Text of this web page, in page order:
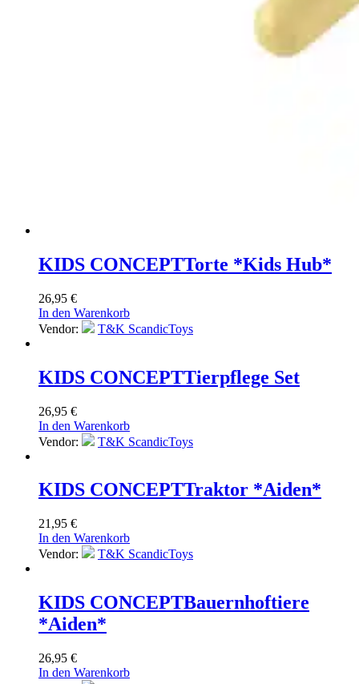
KIDS CONCEPTTorte *Kids Hub*
26,95 €
In den Warenkorb
Vendor:
T&K ScandicToys
KIDS CONCEPTTierpflege Set
26,95 €
In den Warenkorb
Vendor:
T&K ScandicToys
KIDS CONCEPTTraktor *Aiden*
21,95 €
In den Warenkorb
Vendor:
T&K ScandicToys
KIDS CONCEPTBauernhoftiere
*Aiden*
26,95 €
In den Warenkorb